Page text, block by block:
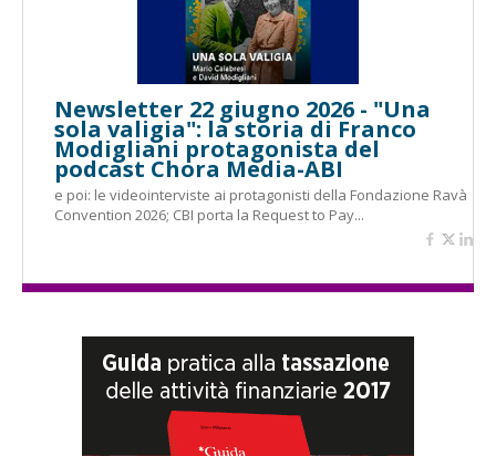
Newsletter 22 giugno 2026 - "Una
sola valigia": la storia di Franco
Modigliani protagonista del
podcast Chora Media-ABI
e poi: le videointerviste ai protagonisti della Fondazione Ravà
Convention 2026; CBI porta la Request to Pay...